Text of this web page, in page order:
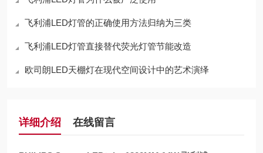
飞利浦LED灯管的正确使用方法归纳为三类
飞利浦LED灯管直接替代荧光灯管节能改造
欧司朗LED天棚灯在现代空间设计中的艺术演绎
详细介绍 在线留言